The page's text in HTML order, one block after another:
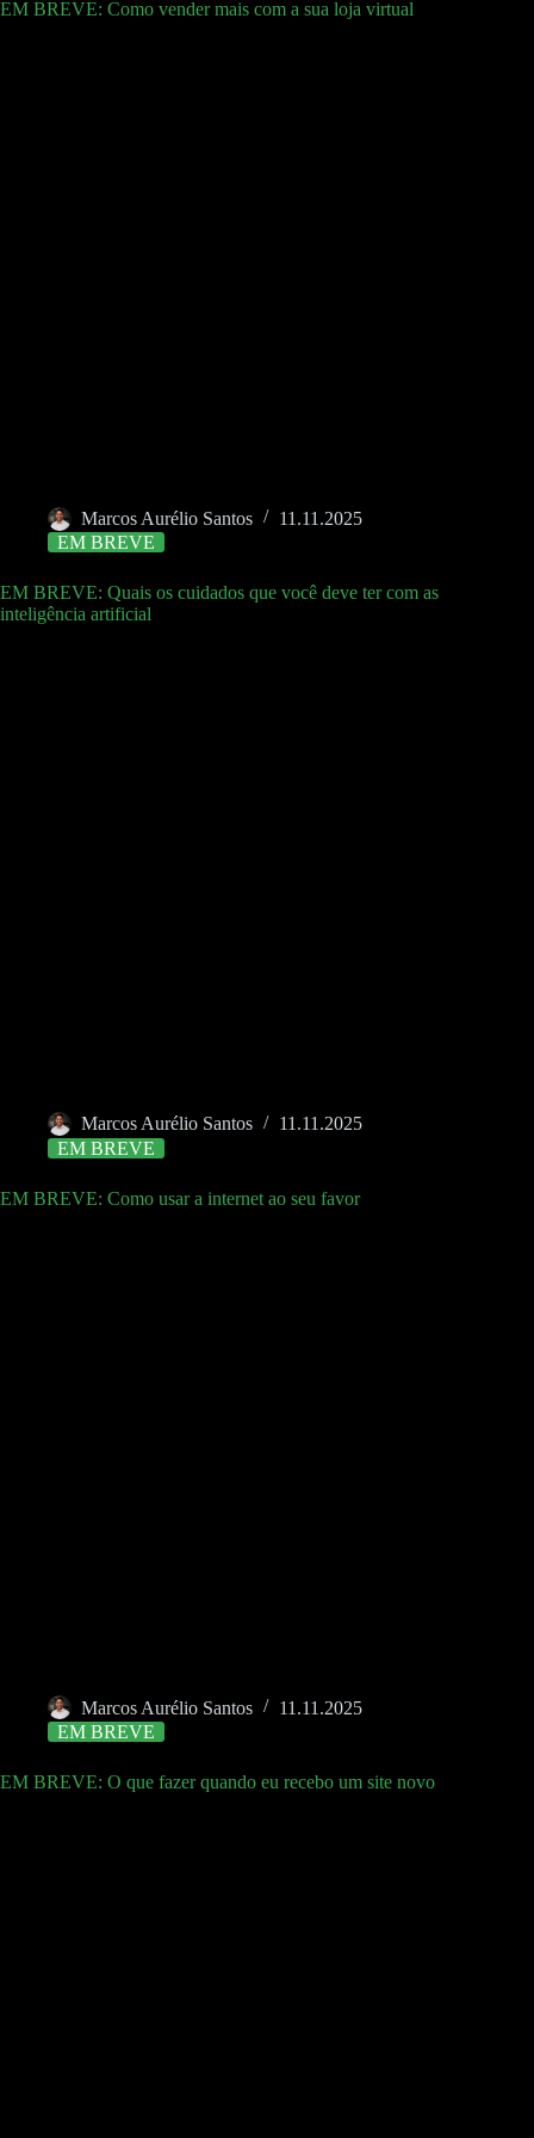
EM BREVE: Como vender mais com a sua loja virtual
Marcos Aurélio Santos
11.11.2025
EM BREVE
EM BREVE: Quais os cuidados que você deve ter com as
inteligência artificial
Marcos Aurélio Santos
11.11.2025
EM BREVE
EM BREVE: Como usar a internet ao seu favor
Marcos Aurélio Santos
11.11.2025
EM BREVE
EM BREVE: O que fazer quando eu recebo um site novo